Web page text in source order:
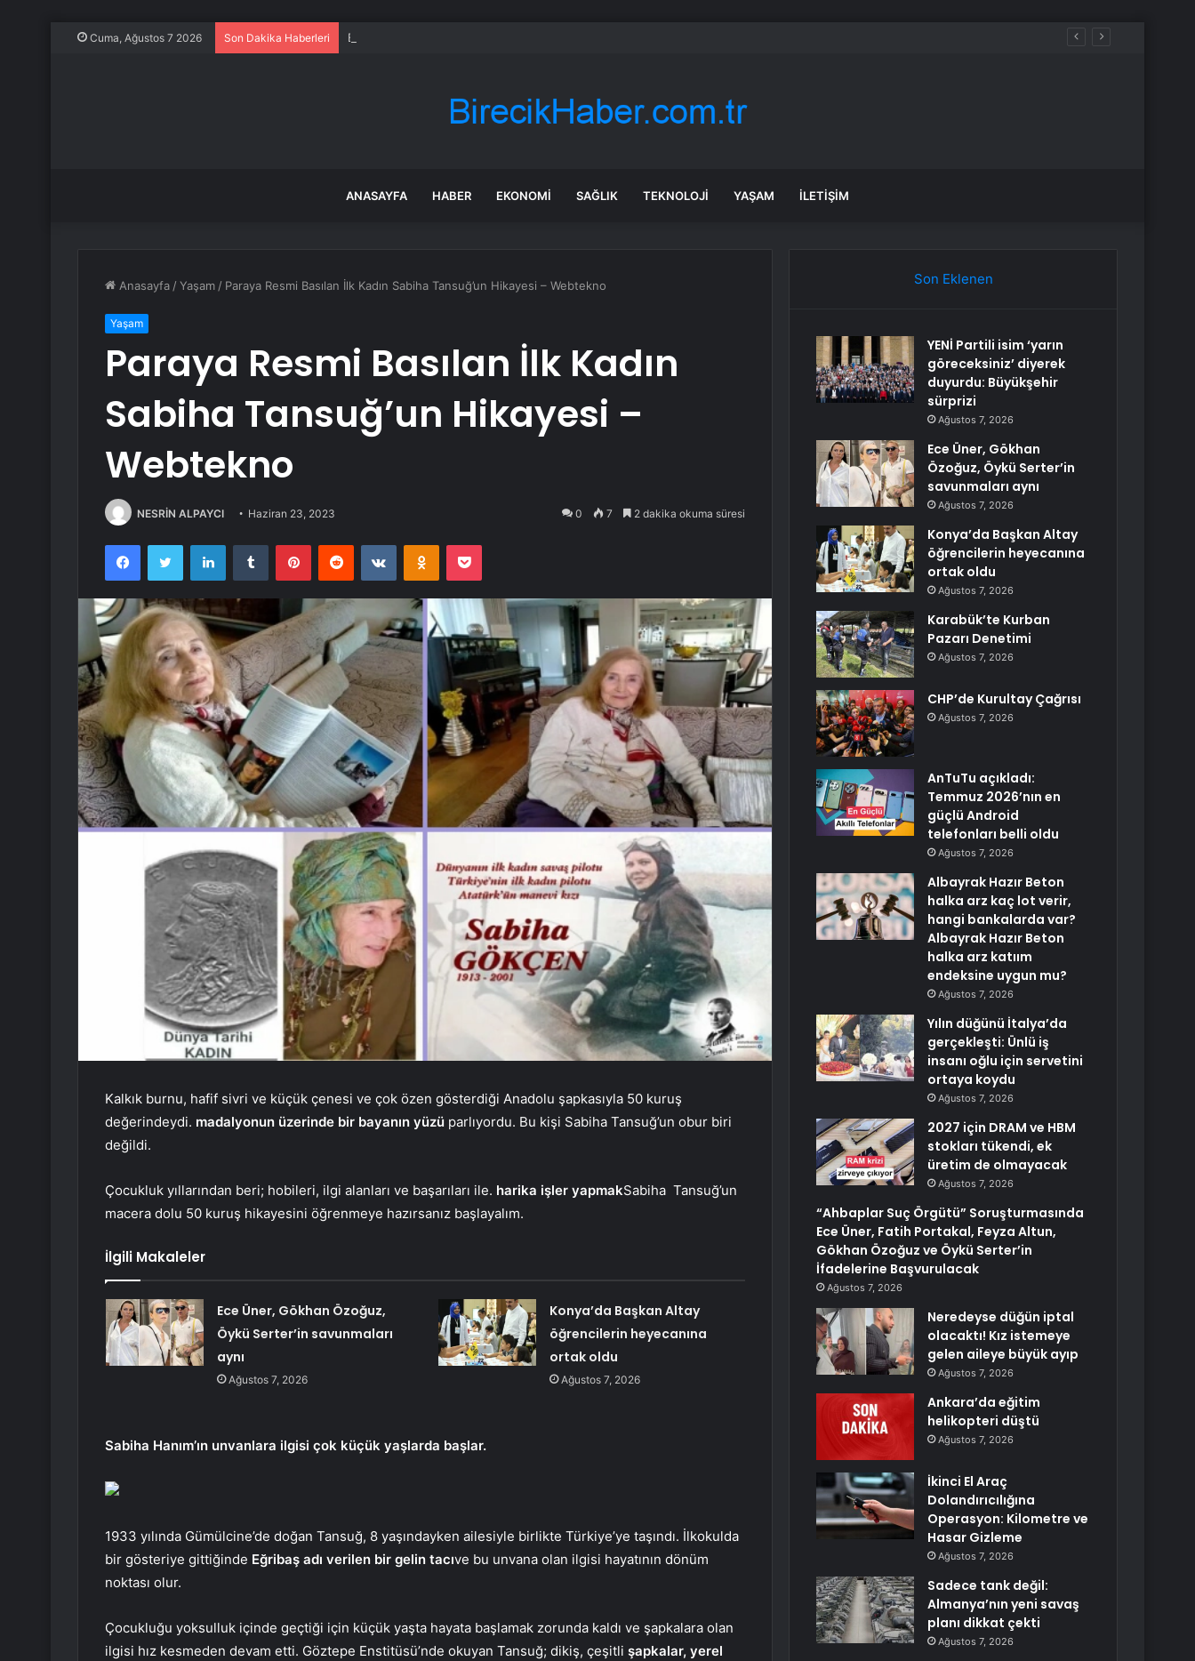
Cuma, Ağustos 7 2026 Son Dakika Haberleri Ece Üner, Gökhan Özoğuz, Öykü Serter’in savunmaları aynı
ANASAYFA HABER EKONOMI SAĞLIK TEKNOLOJI YAŞAM İLETIŞIM
Anasayfa /Yaşam / Paraya Resmi Basılan İlk Kadın Sabiha Tansuğ’un Hikayesi – Webtekno
Yaşam
Paraya Resmi Basılan İlk Kadın
Sabiha Tansuğ’un Hikayesi –
Webtekno
NESRİN ALPAYCI Haziran 23, 2023 0 7 2 dakika okuma süresi
FacebookTwitter LinkedInTumblr PinterestReddit VKontakteOdnoklassniki
Pocket
Kalkık burnu, hafif sivri ve küçük çenesi ve çok özen gösterdiği Anadolu şapkasıyla 50 kuruş
değerindeydi. madalyonun üzerinde bir bayanın yüzü parlıyordu. Bu kişi Sabiha Tansuğ’un obur biri
değildi.
Çocukluk yıllarından beri; hobileri, ilgi alanları ve başarıları ile. harika işler yapmakSabiha Tansuğ’un
macera dolu 50 kuruş hikayesini öğrenmeye hazırsanız başlayalım.
İlgili Makaleler
Ece Üner, Gökhan Özoğuz,
Öykü Serter’in savunmaları
aynı
Ağustos 7, 2026
Konya’da Başkan Altay
öğrencilerin heyecanına
ortak oldu
Ağustos 7, 2026
Sabiha Hanım’ın unvanlara ilgisi çok küçük yaşlarda başlar.
1933 yılında Gümülcine’de doğan Tansuğ, 8 yaşındayken ailesiyle birlikte Türkiye’ye taşındı. İlkokulda
bir gösteriye gittiğinde Eğribaş adı verilen bir gelin tacıve bu unvana olan ilgisi hayatının dönüm
noktası olur.
Çocukluğu yoksulluk içinde geçtiği için küçük yaşta hayata başlamak zorunda kaldı ve şapkalara olan
ilgisi hız kesmeden devam etti. Göztepe Enstitüsü’nde okuyan Tansuğ; dikiş, çeşitli şapkalar, yerel
Son Eklenen
YENİ Partili isim ‘yarın
göreceksiniz’ diyerek
duyurdu: Büyükşehir
sürprizi
Ağustos 7, 2026
Ece Üner, Gökhan
Özoğuz, Öykü Serter’in
savunmaları aynı
Ağustos 7, 2026
Konya’da Başkan Altay
öğrencilerin heyecanına
ortak oldu
Ağustos 7, 2026
Karabük’te Kurban
Pazarı Denetimi
Ağustos 7, 2026
CHP’de Kurultay Çağrısı
Ağustos 7, 2026
AnTuTu açıkladı:
Temmuz 2026’nın en
güçlü Android
telefonları belli oldu
Ağustos 7, 2026
Albayrak Hazır Beton
halka arz kaç lot verir,
hangi bankalarda var?
Albayrak Hazır Beton
halka arz katıım
endeksine uygun mu?
Ağustos 7, 2026
Yılın düğünü İtalya’da
gerçekleşti: Ünlü iş
insanı oğlu için servetini
ortaya koydu
Ağustos 7, 2026
2027 için DRAM ve HBM
stokları tükendi, ek
üretim de olmayacak
Ağustos 7, 2026
“Ahbaplar Suç Örgütü” Soruşturmasında
Ece Üner, Fatih Portakal, Feyza Altun,
Gökhan Özoğuz ve Öykü Serter’in
İfadelerine Başvurulacak
Ağustos 7, 2026
Neredeyse düğün iptal
olacaktı! Kız istemeye
gelen aileye büyük ayıp
Ağustos 7, 2026
Ankara’da eğitim
helikopteri düştü
Ağustos 7, 2026
İkinci El Araç
Dolandırıcılığına
Operasyon: Kilometre ve
Hasar Gizleme
Ağustos 7, 2026
Sadece tank değil:
Almanya’nın yeni savaş
planı dikkat çekti
Ağustos 7, 2026